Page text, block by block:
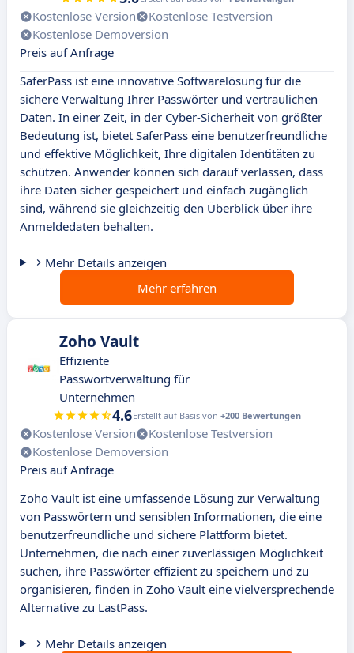
Kostenlose Version
Kostenlose Testversion
Kostenlose Demoversion
Preis auf Anfrage
SaferPass ist eine innovative Softwarelösung für die
sichere Verwaltung Ihrer Passwörter und vertraulichen
Daten. In einer Zeit, in der Cyber-Sicherheit von größter
Bedeutung ist, bietet SaferPass eine benutzerfreundliche
und effektive Möglichkeit, Ihre digitalen Identitäten zu
schützen. Anwender können sich darauf verlassen, dass
ihre Daten sicher gespeichert und einfach zugänglich
sind, während sie gleichzeitig den Überblick über ihre
Anmeldedaten behalten.
Mehr Details anzeigen
Mehr erfahren
Zoho Vault
Effiziente
Passwortverwaltung für
Unternehmen
4.6Erstellt auf Basis von +200 Bewertungen
Kostenlose Version
Kostenlose Testversion
Kostenlose Demoversion
Preis auf Anfrage
Zoho Vault ist eine umfassende Lösung zur Verwaltung
von Passwörtern und sensiblen Informationen, die eine
benutzerfreundliche und sichere Plattform bietet.
Unternehmen, die nach einer zuverlässigen Möglichkeit
suchen, ihre Passwörter effizient zu speichern und zu
organisieren, finden in Zoho Vault eine vielversprechende
Alternative zu LastPass.
Mehr Details anzeigen